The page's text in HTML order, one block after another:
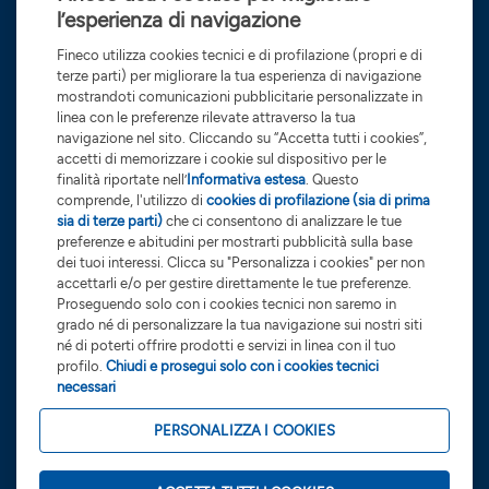
MEDIA
RICONOSCIMENTI
COMUNICAZIONE
CARRIERE
Dichiarazione di accessibilità
SDIR e Storage
Sponsorizzazioni
FinecoBank S.p.A. - Sede legale 20131 Milano - P.zza Durante, 11 -
Direzione Generale 42123 Reggio Emilia Via Rivoluzione d'Ottobre,
16 - Capitale Sociale Euro 201.923.898,99 interamente sottoscritto
e versato - Banca iscritta all'Albo delle Banche e Capogruppo del
Gruppo Bancario FinecoBank - Albo dei Gruppi Bancari cod. 3015 -
P.Iva 12962340159 - Codice Fiscale e n. iscr. R.I. Milano-Monza-
Brianza-Lodi 01392970404 - R.E.A. n. 1598155 - Aderente al Fondo
Nazionale di Garanzia e al Fondo Interbancario di Tutela dei
depositi.
l’esperienza di navigazione
Fineco utilizza cookies tecnici e di profilazione (propri e di
terze parti) per migliorare la tua esperienza di navigazione
mostrandoti comunicazioni pubblicitarie personalizzate in
linea con le preferenze rilevate attraverso la tua
navigazione nel sito. Cliccando su “Accetta tutti i cookies”,
accetti di memorizzare i cookie sul dispositivo per le
finalità riportate nell’Informativa estesa. Questo
comprende, l'utilizzo di cookies di profilazione (sia di prima
sia di terze parti)che ci consentono di analizzare le tue
preferenze e abitudini per mostrarti pubblicità sulla base
dei tuoi interessi. Clicca su "Personalizza i cookies" per non
accettarli e/o per gestire direttamente le tue preferenze.
Proseguendo solo con i cookies tecnici non saremo in
grado né di personalizzare la tua navigazione sui nostri siti
né di poterti offrire prodotti e servizi in linea con il tuo
profilo. Chiudi e prosegui solo con i cookies tecnici
necessari
PERSONALIZZA I COOKIES